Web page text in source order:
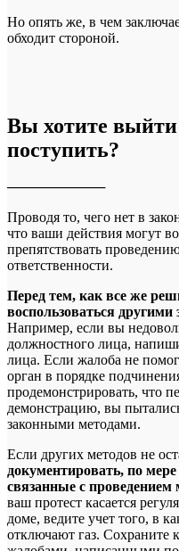
Но опять же, в чем
обходит стороной.
Вы хотите
поступить?
──────────
Проводя то, чего нет в
что ваши действия могут
препятствовать
ответственности.
Перед тем, как все же
воспользоваться
Например, если вы
должностного лица,
лица. Если жалоба не
орган в порядке
продемонстрировать, что
демонстрацию, вы
законными методами.
Если других методов не
документировать, по
связанные с проведением
ваш протест касается
доме, ведите учет того, в
отключают газ. Сохраните